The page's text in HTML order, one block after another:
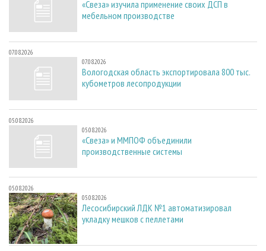
«Свеза» изучила применение своих ДСП в
мебельном производстве
07.08.2026
07.08.2026
Вологодская область экспортировала 800 тыс.
кубометров лесопродукции
05.08.2026
05.08.2026
«Свеза» и ММПОФ объединили
производственные системы
05.08.2026
05.08.2026
Лесосибирский ЛДК №1 автоматизировал
укладку мешков с пеллетами